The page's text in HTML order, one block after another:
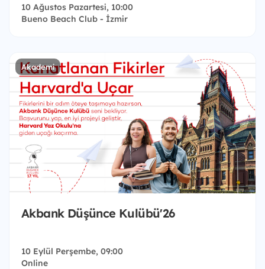
10 Ağustos Pazartesi, 10:00
Bueno Beach Club - İzmir
Akademi
Akbank Düşünce Kulübü'26
10 Eylül Perşembe, 09:00
Online